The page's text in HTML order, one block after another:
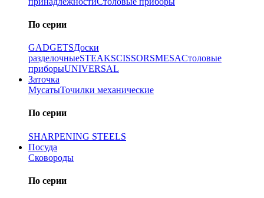
По серии
GADGETSДоски
разделочныеSTEAKSCISSORSMESAСтоловые
приборыUNIVERSAL
Заточка
МусатыТочилки механические
По серии
SHARPENING STEELS
Посуда
Сковороды
По серии